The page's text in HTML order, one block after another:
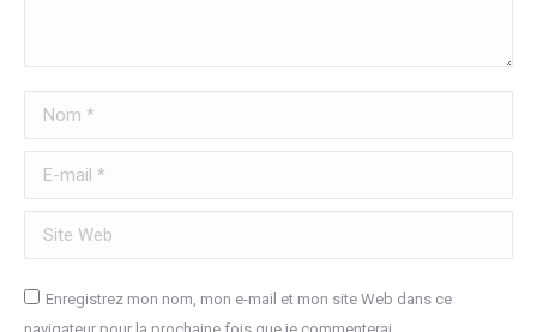
Nom *
E-mail *
Site Web
Enregistrez mon nom, mon e-mail et mon site Web dans ce